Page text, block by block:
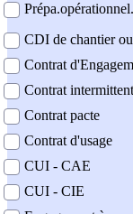
CDI de chantier
Contrat
Contrat intermittent
Contrat pacte
Contrat d'usage
CUI - CAE
CUI - CIE